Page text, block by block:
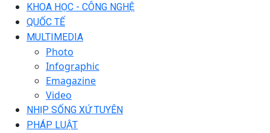
KHOA HỌC - CÔNG NGHỆ
QUỐC TẾ
MULTIMEDIA
Photo
Infographic
Emagazine
Video
NHỊP SỐNG XỨ TUYÊN
PHÁP LUẬT